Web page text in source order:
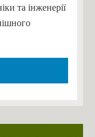
та інженерії